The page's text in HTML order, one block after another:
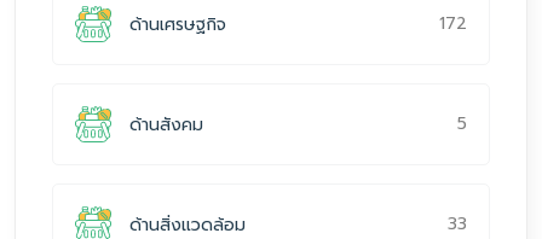
ด้านเศรษฐกิจ 172
ด้านสังคม 5
ด้านสิ่งแวดล้อม 33